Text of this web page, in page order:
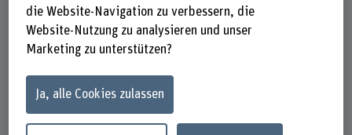
die Website-Navigation zu verbessern, die
Website-Nutzung zu analysieren und unser
Marketing zu unterstützen?
Ja, alle Cookies zulassen